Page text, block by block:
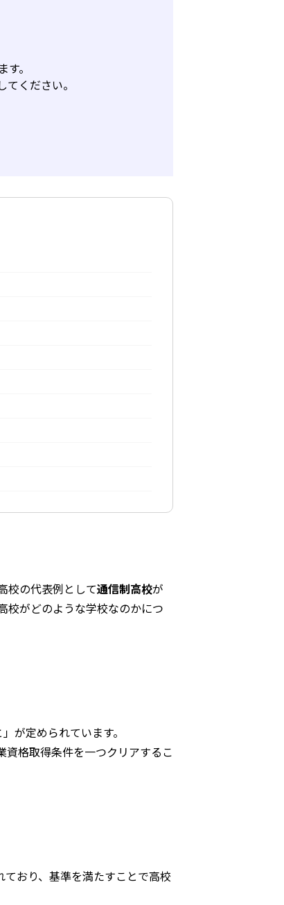
。
ください。
校の代表例として通信制高校が
校がどのような学校なのかにつ
が定められています。
資格取得条件を一つクリアするこ
おり、基準を満たすことで高校